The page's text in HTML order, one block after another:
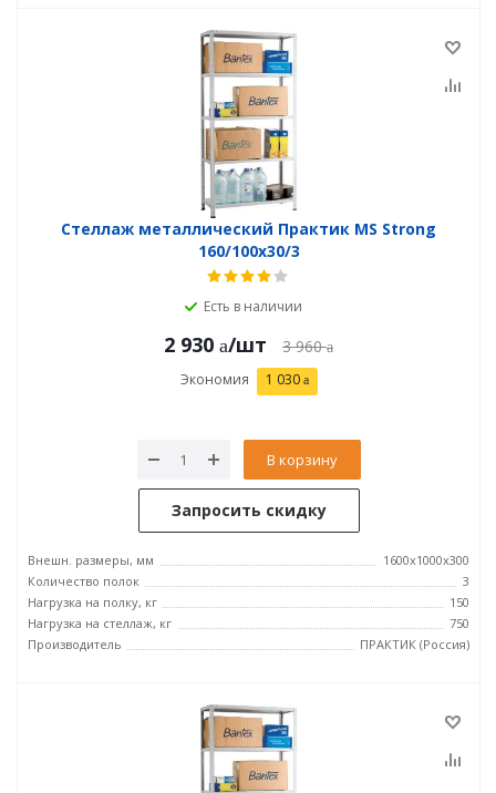
Стеллаж металлический Практик MS Strong
160/100x30/3
Есть в наличии
2 930 /шт 3 960
Экономия 1 030
В корзину
Запросить скидку
Внешн. размеры, мм
1600x1000x300
Количество полок
3
Нагрузка на полку, кг
150
Нагрузка на стеллаж, кг
750
Производитель
ПРАКТИК (Россия)